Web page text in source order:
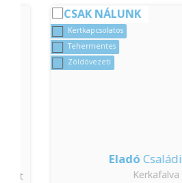
CSAK NÁLUNK
Kertkapcsolatos
Tehermentes
Zöldövezeti
EladóCsaládi ház
Kerkafalva